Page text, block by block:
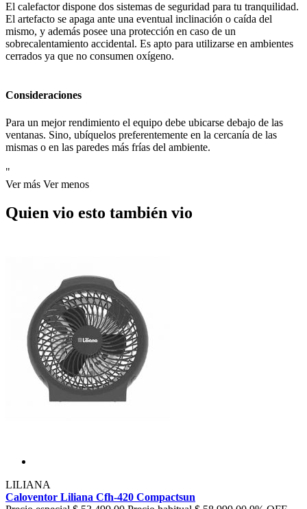
El calefactor dispone dos sistemas de seguridad para tu tranquilidad.
El artefacto se apaga ante una eventual inclinación o caída del
mismo, y además posee una protección en caso de un
sobrecalentamiento accidental. Es apto para utilizarse en ambientes
cerrados ya que no consumen oxígeno.
Consideraciones
Para un mejor rendimiento el equipo debe ubicarse debajo de las
ventanas. Sino, ubíquelos preferentemente en la cercanía de las
mismas o en las paredes más frías del ambiente.
"
Ver más Ver menos
Quien vio esto también vio
LILIANA
Caloventor Liliana Cfh-420 Compactsun